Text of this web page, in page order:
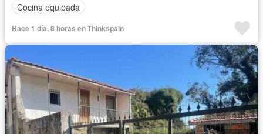
Cocina equipada
Hace 1 día, 8 horas en Thinkspain